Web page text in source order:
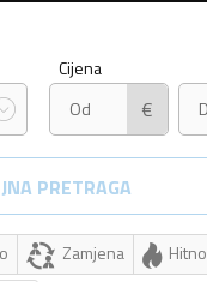
Cijena
€
PRETRAGA
Zamjena Hitno